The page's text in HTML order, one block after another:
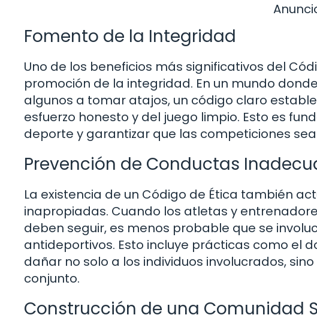
Fomento de la Integridad
Uno de los beneficios más significativos del
promoción de la integridad. En un mundo
algunos a tomar atajos, un código claro
esfuerzo honesto y del juego limpio. Esto es
deporte y garantizar que las competiciones
Prevención de Conductas
La existencia de un Código de Ética también
inapropiadas. Cuando los atletas y
deben seguir, es menos probable que se
antideportivos. Esto incluye prácticas como el
dañar no solo a los individuos involucrados,
conjunto.
Construcción de una Comunidad